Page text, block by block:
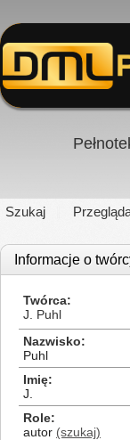
Szukaj
Informacje o
Twórca
J. Puhl
Nazwisko
Puhl
Imię
J.
Role
autor (szukaj)